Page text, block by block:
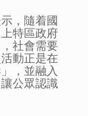
，隨着國
特區政府
社會需要
動正是在
，並融入
公眾認識